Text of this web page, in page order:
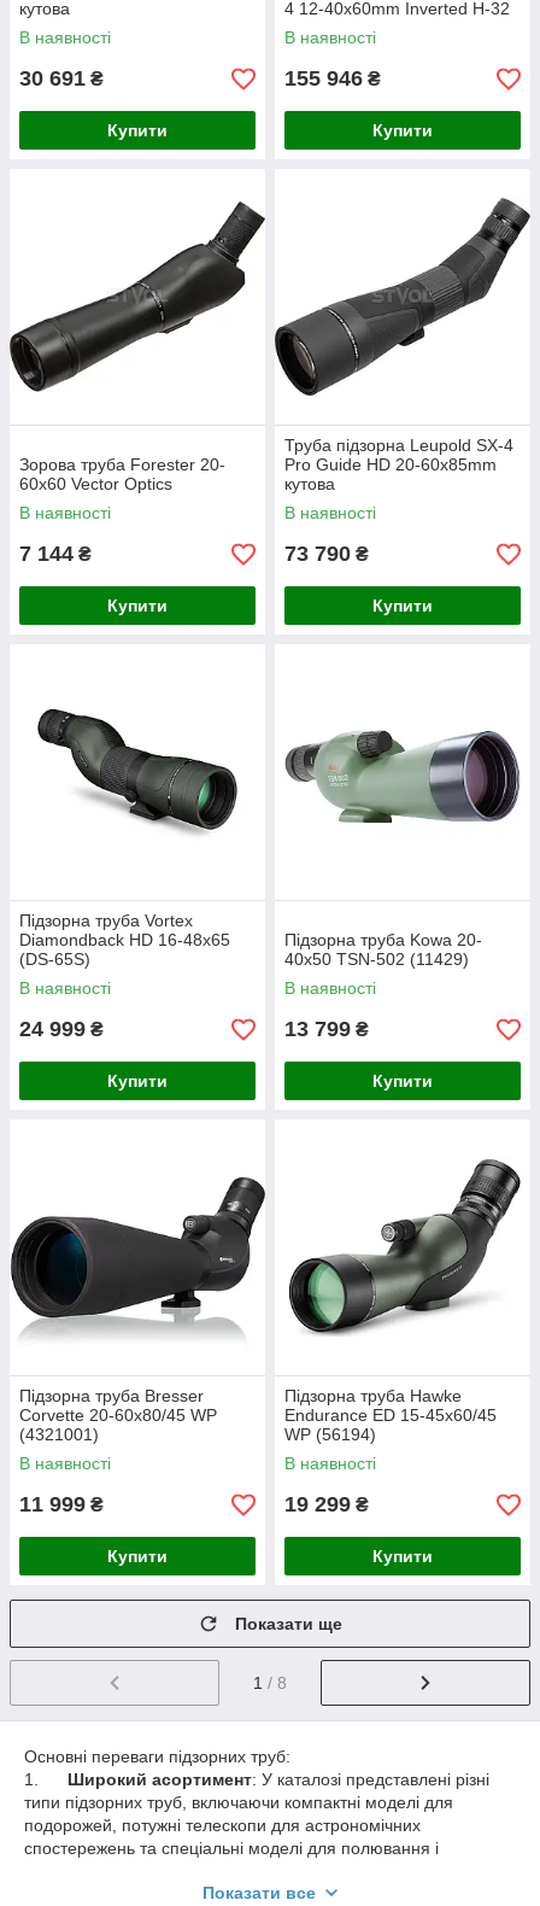
кутова
В наявності
30 691 ₴
Купити
4 12-40x60mm Inverted H-32
В наявності
155 946 ₴
Купити
Зорова труба Forester 20-
60x60 Vector Optics
В наявності
7 144 ₴
Купити
Труба підзорна Leupold SX-4
Pro Guide HD 20-60x85mm
кутова
В наявності
73 790 ₴
Купити
Підзорна труба Vortex
Diamondback HD 16-48x65
(DS-65S)
В наявності
24 999 ₴
Купити
Підзорна труба Kowa 20-
40x50 TSN-502 (11429)
В наявності
13 799 ₴
Купити
Підзорна труба Bresser
Corvette 20-60x80/45 WP
(4321001)
В наявності
11 999 ₴
Купити
Підзорна труба Hawke
Endurance ED 15-45x60/45
WP (56194)
В наявності
19 299 ₴
Купити
Показати ще
1 / 8
Основні переваги підзорних труб:
1. Широкий асортимент: У каталозі представлені різні
типи підзорних труб, включаючи компактні моделі для
подорожей, потужні телескопи для астрономічних
спостережень та спеціальні моделі для полювання і
Показати все